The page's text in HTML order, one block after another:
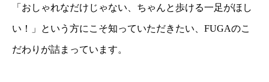
「おしゃれなだけじゃない、ちゃんと歩ける一足がほし
い！」という方にこそ知っていただきたい、FUGAのこ
だわりが詰まっています。